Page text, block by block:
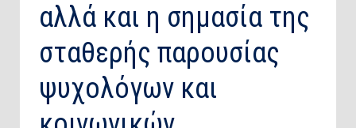
αλλά και η σημασία της
σταθερής παρουσίας
ψυχολόγων και